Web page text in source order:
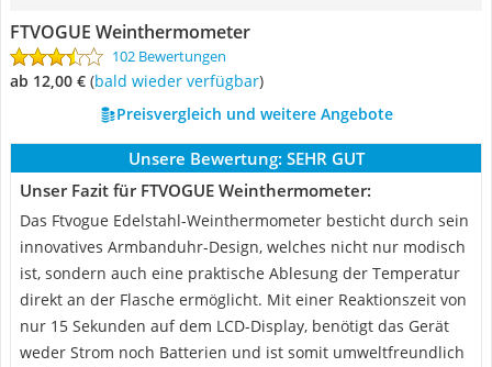
FTVOGUE Weinthermometer
102 Bewertungen
ab 12,00 € ( Bald wieder verfügbar)
Preisvergleich und weitere Angebote
Unsere Bewertung: SEHR GUT
Unser Fazit für FTVOGUE Weinthermometer:
Das Ftvogue Edelstahl-Weinthermometer besticht durch sein
innovatives Armbanduhr-Design, welches nicht nur modisch
ist, sondern auch eine praktische Ablesung der Temperatur
direkt an der Flasche ermöglicht. Mit einer Reaktionszeit von
nur 15 Sekunden auf dem LCD-Display, benötigt das Gerät
weder Strom noch Batterien und ist somit umweltfreundlich